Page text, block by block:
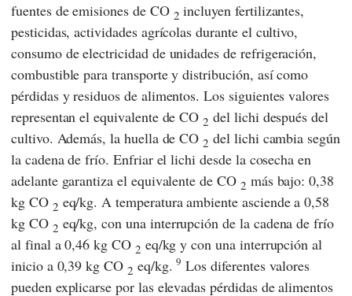
fuentes de emisiones de CO 2 incluyen fertilizantes,
pesticidas, actividades agrícolas durante el cultivo,
consumo de electricidad de unidades de refrigeración,
combustible para transporte y distribución, así como
pérdidas y residuos de alimentos. Los siguientes valores
representan el equivalente de CO2 del lichi después del
cultivo. Además, la huella de CO2 del lichi cambia según
la cadena de frío. Enfriar el lichi desde la cosecha en
adelante garantiza el equivalente de CO 2 más bajo: 0,38
kg CO 2 eq/kg. A temperatura ambiente asciende a 0,58
kg CO 2 eq/kg, con una interrupción de la cadena de frío
al final a 0,46 kg CO 2 eq/kg y con una interrupción al
inicio a 0,39 kg CO 2 eq/kg.9 Los diferentes valores
pueden explicarse por las elevadas pérdidas de alimentos